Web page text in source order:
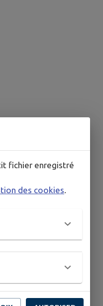
fichier enregistré
des cookies